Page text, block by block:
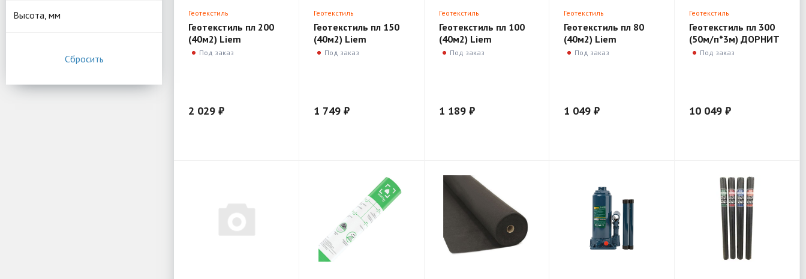
Геотекстиль
Геотекстиль пл 200
(40м2) Liem
Под заказ
2 029 ₽
Геотекстиль
Геотекстиль пл 150
(40м2) Liem
Под заказ
1 749 ₽
Геотекстиль
Геотекстиль пл 100
(40м2) Liem
Под заказ
1 189 ₽
Геотекстиль
Геотекстиль пл 80
(40м2) Liem
Под заказ
1 049 ₽
Геотекстиль
Геотекстиль пл 300
(50м/п*3м) ДОРНИТ
Под заказ
10 049 ₽
Высота, мм